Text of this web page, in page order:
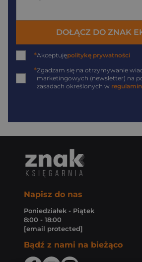
DOŁĄCZ DO ZNAK
*Akceptujępolitykę prywatności
*Zgadzam się na otrzymywanie
marketingowych (newsletter) na
zasadach określonych w
Napisz do nas
Poniedziałek - Piątek
8:00 - 18:00
[email protected]
Bądź z nami na bieżąco